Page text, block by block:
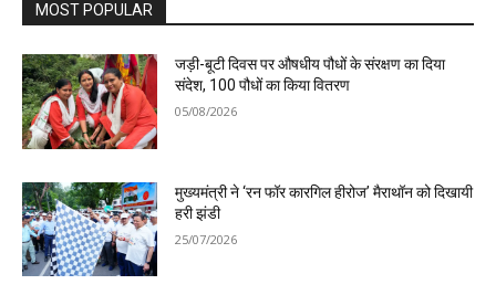
MOST POPULAR
जड़ी-बूटी दिवस पर औषधीय पौधों के संरक्षण का दिया
संदेश, 100 पौधों का किया वितरण
05/08/2026
मुख्यमंत्री ने ‘रन फॉर कारगिल हीरोज’ मैराथॉन को दिखायी
हरी झंडी
25/07/2026